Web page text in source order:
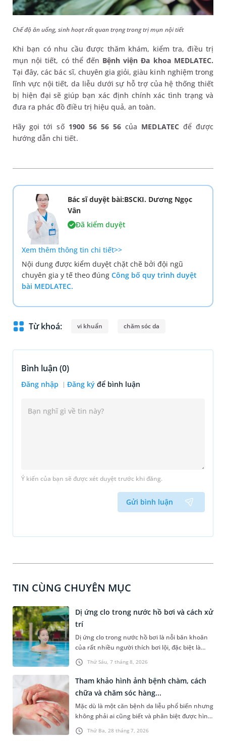
Chế độ ăn uống, sinh hoạt rất quan trọng trong trị mụn nội tiết
Khi bạn có nhu cầu được thăm khám, kiểm tra, điều trị
mụn nội tiết, có thể đến Bệnh viện Đa khoa MEDLATEC.
Tại đây, các bác sĩ, chuyên gia giỏi, giàu kinh nghiệm trong
lĩnh vực nội tiết, da liễu dưới sự hỗ trợ của hệ thống thiết
bị hiện đại sẽ giúp bạn xác định chính xác tình trạng và
đưa ra phác đồ điều trị hiệu quả, an toàn.
Hãy gọi tới số1900 56 56 56 của MEDLATECđể được
hướng dẫn chi tiết.
Bác sĩ duyệt bài:BSCKI. Dương Ngọc
Vân
Đã kiểm duyệt
Xem thêm thông tin chi tiết>>
Nội dung được kiểm duyệt chặt chẽ bởi đội ngũ
chuyên gia y tế theo đúng Công bố quy trình duyệt
bài MEDLATEC.
Từ khoá: vi khuẩn chăm sóc da
Bình luận (0)
Đăng nhập Đăng ký để bình luận
Ý kiến của bạn sẽ được xét duyệt trước khi đăng.
Gửi bình luận
TIN CÙNG CHUYÊN MỤC
Thứ Sáu, 7 tháng 8, 2026
Dị ứng clo trong nước hồ bơi và cách xử
trí
Dị ứng clo trong nước hồ bơi là nỗi băn khoăn
của rất nhiều người thích bơi lội, đặc biệt là
những trường hợp thường xuyên bơi ở những
hồ bơi nhân tạo. Bài viết dưới đây sẽ giúp bạn
hiểu rõ hơn về biểu hiện dị ứng với clo có trong
nước hồ bơi và một số cách xử trí hiệu quả để
bảo vệ làn da của bạn.
Thứ Ba, 28 tháng 7, 2026
Tham khảo hình ảnh bệnh chàm, cách
chữa và chăm sóc hàng...
Mặc dù là một căn bệnh da liễu phổ biến nhưng
không phải ai cũng biết và phân biệt được hình
ảnh bệnh chàm ở từng thể. Bài viết sau sẽ giúp
bạn đọc không chỉ nhận biết dễ dàng dấu hiệu